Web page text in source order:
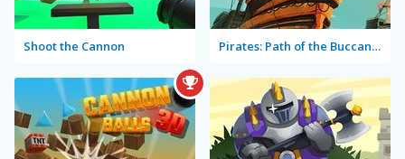
Shoot the Cannon Pirates: Path of the Buccaneer